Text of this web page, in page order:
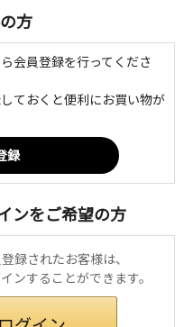
方
会員登録を行ってくださ
ておくと便利にお買い物が
ンをご希望の方
録されたお客様は、
ンすることができます。